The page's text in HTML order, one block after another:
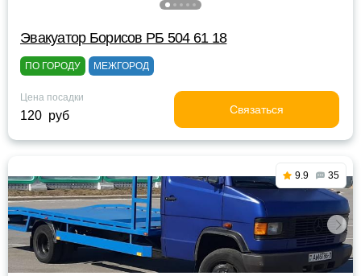
Эвакуатор Борисов РБ 504 61 18
ПО ГОРОДУ МЕЖГОРОД
Цена посадки
120 руб Связаться
9.9 35